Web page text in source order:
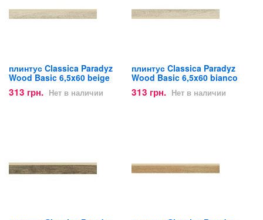
плинтус Classica Paradyz
Wood Basic 6,5x60 beige
313 грн. Нет в наличии
плинтус Classica Paradyz
Wood Basic 6,5x60 bianco
313 грн. Нет в наличии